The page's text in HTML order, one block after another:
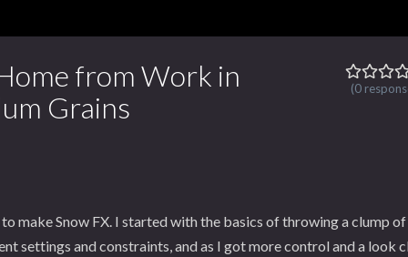
from Work in
Grains
(0
make Snow FX. I started with the basics of throwing a clump
settings and constraints, and as I got more control and a look